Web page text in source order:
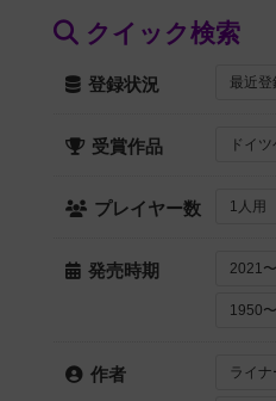
クイック検索
登録状況 最近
受賞作品 ドイ
プレイヤー数 1人用
発売時期 2021
1950
作者 ライ